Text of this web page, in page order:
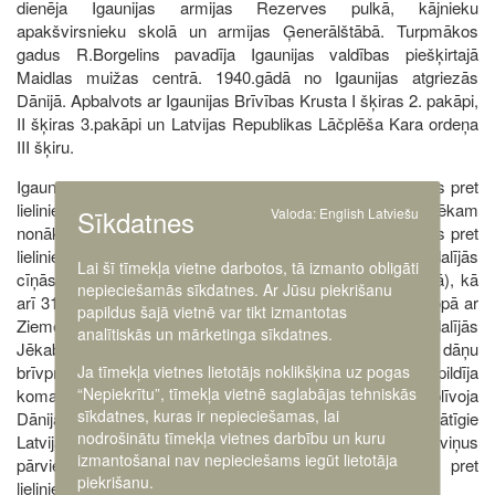
dienēja Igaunijas armijas Rezerves pulkā, kājnieku
apakšvirsnieku skolā un armijas Ģenerālštābā. Turpmākos
gadus R.Borgelins pavadīja Igaunijas valdības piešķirtajā
Maidlas muižas centrā. 1940.gādā no Igaunijas atgriezās
Dānijā. Apbalvots ar Igaunijas Brīvības Krusta I šķiras 2. pakāpi,
II šķiras 3.pakāpi un Latvijas Republikas Lāčplēša Kara ordeņa
III šķiru.
Igaunijas armijas sastāvā dāņu brīvprātīgie piedalījās cīņas pret
lieliniekiem Igaunijas Dienvidu frontē. Igauņu karaspēkam
nonākot Latvijas teritorijā, dāņu brīvprātīgie piedalījās cīņās pret
lieliniekiem Latgales frontē. Dānijas karavīru vienība piedalījās
cīņās par Litenes muižās ieņemšanu (1919.gada 30.maijā), kā
arī 31maijā piedalījās Vecgulbenes atbrīvošanā. 5.jūnijā kopā ar
Ziemeļlatvijas brigādes 1.Valmieras kājnieku pulku piedalījās
Jēkabpils un Krustpils atbrīvošanā no lieliniekiem. 6.jūnijā dāņu
brīvprātīgie iegāja Krustpilī un vairākas dienas pilsētā pildīja
komandanta dienestu. Tas bija laiks, kad virs Krustpils plīvoja
Dānijas karogs un ielās skanēja dāņu valoda. Dāņu brīvprātīgie
Latvijas teritorijā atradās līdz jūnija beigām, pēc tām viņus
pārvietoja uz Igaunijas dienvidiem un piedalījās cīņas pret
lieliniekiem pie Pleskavas.
Sīkdatnes Valoda: English Latviešu
Lai šī tīmekļa vietne darbotos, tā izmanto obligāti
nepieciešamās sīkdatnes. Ar Jūsu piekrišanu
papildus šajā vietnē var tikt izmantotas
analītiskās un mārketinga sīkdatnes.
Ja tīmekļa vietnes lietotājs noklikšķina uz pogas
“Nepiekrītu”, tīmekļa vietnē saglabājas tehniskās
sīkdatnes, kuras ir nepieciešamas, lai
nodrošinātu tīmekļa vietnes darbību un kuru
izmantošanai nav nepieciešams iegūt lietotāja
piekrišanu.